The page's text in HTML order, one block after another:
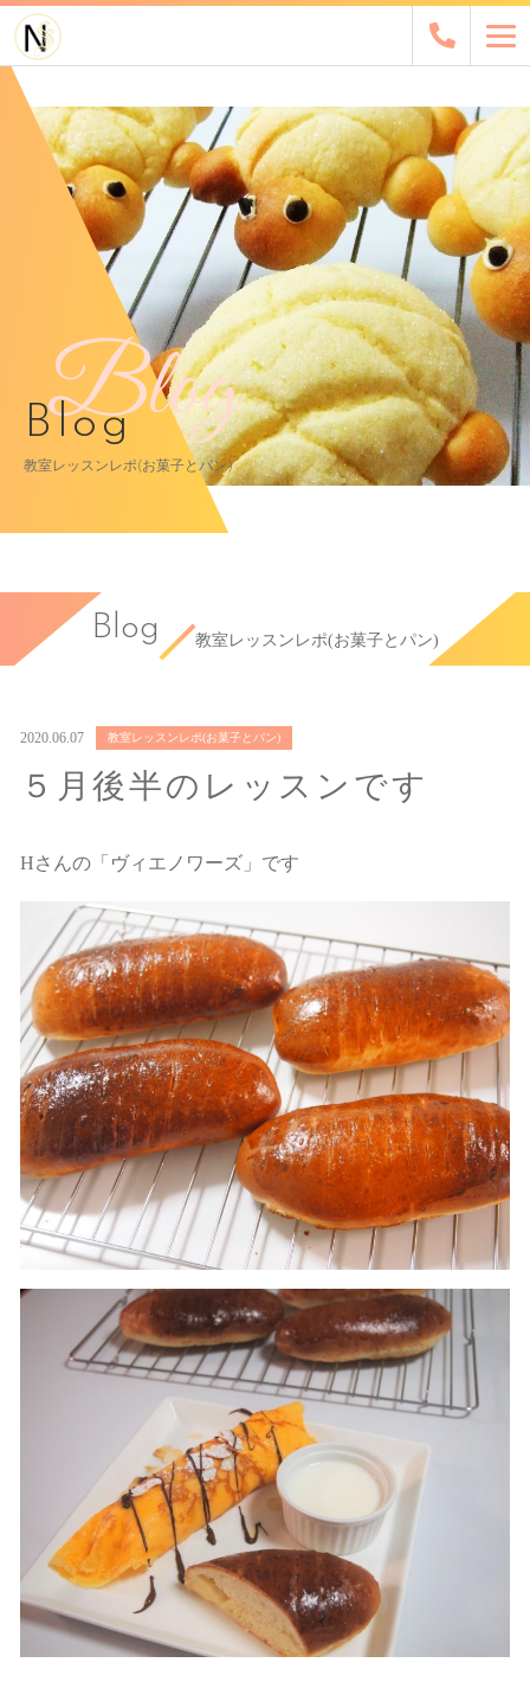
Blog
Blog
教室レッスンレポ(お菓子とパン)
Blog 教室レッスンレポ(お菓子とパン)
2020.06.07 教室レッスンレポ(お菓子とパン)
５月後半のレッスンです
Hさんの「ヴィエノワーズ」です